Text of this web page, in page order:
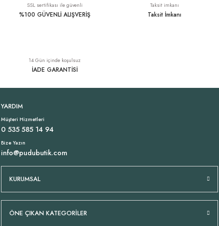
SSL sertifikası ile güvenli
%100 GÜVENLİ ALIŞVERİŞ
Taksit imkanı
Taksit İmkanı
14 Gün içinde koşulsuz
İADE GARANTİSİ
YARDIM
Müşteri Hizmetleri
0 535 585 14 94
Bize Yazın
info@pudubutik.com
KURUMSAL
ÖNE ÇIKAN KATEGORİLER